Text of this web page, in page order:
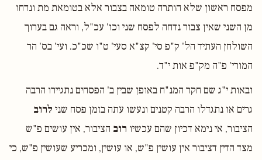
מפסח ראשון שלא הותרה טומאה בצבור אלא בטומאת מת ונדחו
מן השני שאין צבור נדחה לפסח שני וכו' עכ"ל, וראה גם בערוך
השולחן העתיד הל' ק"פ סי' קצ"א סעי' ט"ו שכ"כ. ועי' בס' הר
המורי' פ"ה מק"פ אות י"ד.
ובאות י"ג שם חקר המנ"ח באופן שבין ב' הפסחים נתגיירו הרבה
גרים או נתגדלו הרבה קטנים ונעשו עתה בזמן פסח שני לרוב
הציבור, אי נימא דכיון שהם עכשיו רוב הציבור, אין עושים פ"ש
מצד הדין דציבור אין עושין פ"ש, או עושין, ומכריע שעושין פ"ש, כי